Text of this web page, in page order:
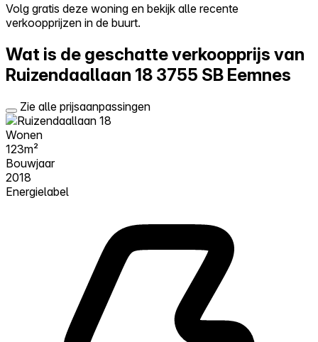
Log in
Volg gratis deze woning en bekijk alle recente
verkoopprijzen in de buurt.
Wat is de geschatte verkoopprijs van
Ruizendaallaan 18 3755 SB Eemnes
Zie alle prijsaanpassingen
Wonen
123m²
Bouwjaar
2018
Energielabel